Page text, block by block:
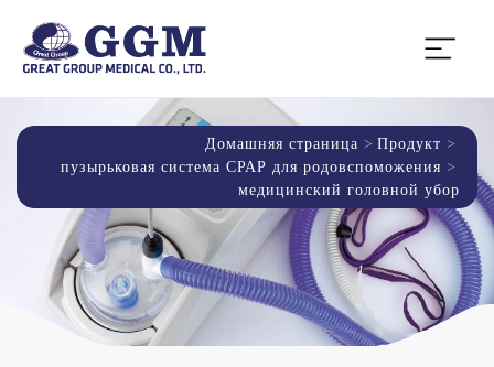
Домашняя страница
Продукт
пузырьковая система СРАР для родовспоможения
медицинский головной убор